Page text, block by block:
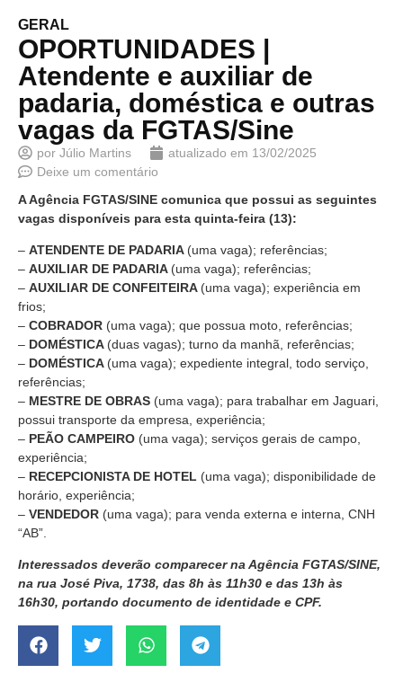
GERAL
OPORTUNIDADES |
Atendente e auxiliar de
padaria, doméstica e outras
vagas da FGTAS/Sine
por Júlio Martins atualizado em 13/02/2025
Deixe um comentário
A Agência FGTAS/SINE comunica que possui as seguintes
vagas disponíveis para esta quinta-feira (13):
– ATENDENTE DE PADARIA (uma vaga); referências;
– AUXILIAR DE PADARIA (uma vaga); referências;
– AUXILIAR DE CONFEITEIRA (uma vaga); experiência em
frios;
– COBRADOR (uma vaga); que possua moto, referências;
– DOMÉSTICA (duas vagas); turno da manhã, referências;
– DOMÉSTICA (uma vaga); expediente integral, todo serviço,
referências;
– MESTRE DE OBRAS (uma vaga); para trabalhar em Jaguari,
possui transporte da empresa, experiência;
– PEÃO CAMPEIRO (uma vaga); serviços gerais de campo,
experiência;
– RECEPCIONISTA DE HOTEL (uma vaga); disponibilidade de
horário, experiência;
– VENDEDOR (uma vaga); para venda externa e interna, CNH
“AB”.
Interessados deverão comparecer na Agência FGTAS/SINE,
na rua José Piva, 1738, das 8h às 11h30 e das 13h às
16h30, portando documento de identidade e CPF.